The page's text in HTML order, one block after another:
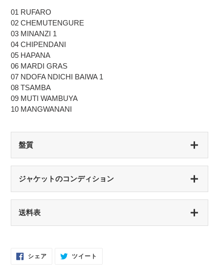
01 RUFARO
02 CHEMUTENGURE
03 MINANZI 1
04 CHIPENDANI
05 HAPANA
06 MARDI GRAS
07 NDOFA NDICHI BAIWA 1
08 TSAMBA
09 MUTI WAMBUYA
10 MANGWANANI
盤質
開封済み・新品同様
ジャケットのコンディション
送料表
シェアFacebookツイート